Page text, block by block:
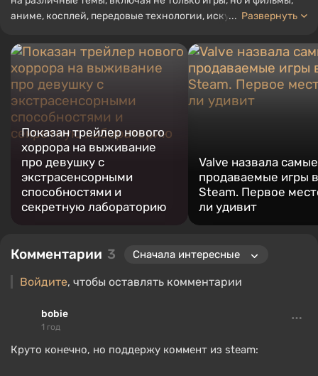
аниме, косплей, передовые технологии, искусственный
нескольких обзоров, топов, компиляций и других статей,
связанных с видеоиграми. Я собираю различные игровые
сувениры, включая фигурки, постеры, старые консоли и
многое другое. У меня есть живой интерес к ретро-играм. Я
играю с начала 2000-х на PC и консолях.
... Развернуть
Показан трейлер нового
хоррора на выживание
про девушку с
экстрасенсорными
способностями и
секретную лабораторию
Valve назвала самые
продаваемые игры в
Steam. Первое
ли удивит
Комментарии 3
Войдите, чтобы оставлять комментарии
bobie
1 год
Круто конечно, но поддержу коммент из steam: